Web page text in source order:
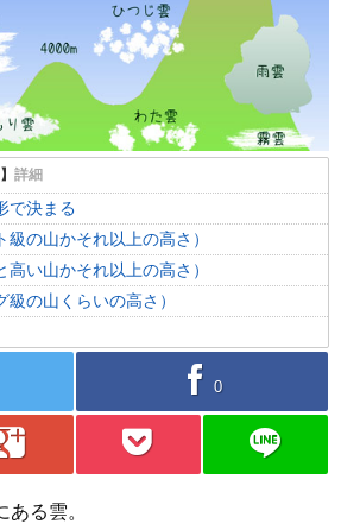
で決まる
級の山かそれ以上の高さ）
い山かそれ以上の高さ）
の山くらいの高さ）
facebook 0
pocket line
る雲。